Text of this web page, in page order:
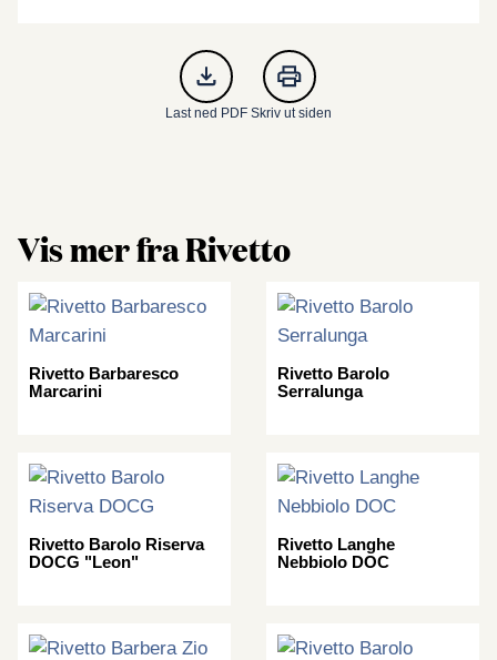
Last ned PDF Skriv ut siden
Vis mer fra Rivetto
Rivetto Barbaresco
Marcarini
Rivetto Barolo
Serralunga
Rivetto Barolo Riserva
DOCG "Leon"
Rivetto Langhe
Nebbiolo DOC